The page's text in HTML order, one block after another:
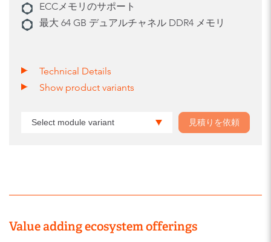
ECCメモリのサポート
最大 64 GB デュアルチャネル DDR4 メモリ
Technical Details
Show product variants
Select module variant 見積りを依頼
Value adding ecosystem offerings